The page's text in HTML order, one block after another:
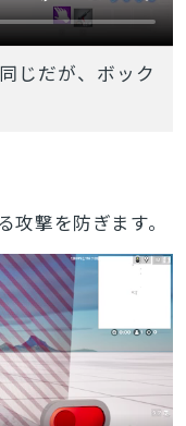
じだが、ボック
撃を防ぎます。